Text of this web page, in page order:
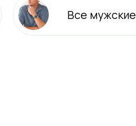
Все мужские